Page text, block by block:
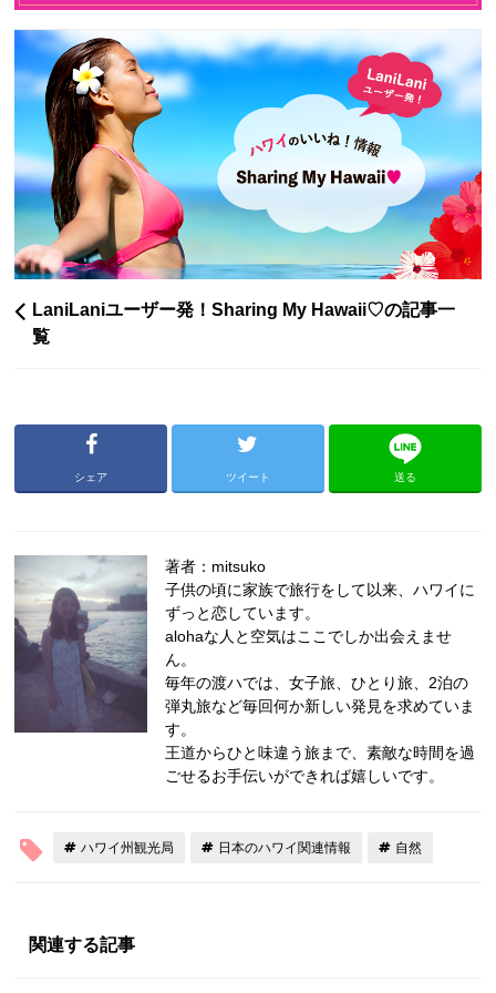
LaniLaniユーザー発！Sharing My Hawaii♡の記事一
覧
シェア ツイート 送る
著者：mitsuko
子供の頃に家族で旅行をして以来、ハワイに
ずっと恋しています。
alohaな人と空気はここでしか出会えませ
ん。
毎年の渡ハでは、女子旅、ひとり旅、2泊の
弾丸旅など毎回何か新しい発見を求めていま
す。
王道からひと味違う旅まで、素敵な時間を過
ごせるお手伝いができれば嬉しいです。
ハワイ州観光局 日本のハワイ関連情報 自然
関連する記事